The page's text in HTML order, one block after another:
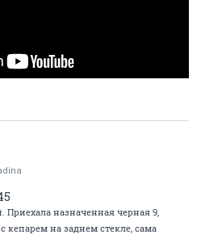
Приехала назначенная черная 9,
кепарем на заднем стекле, сама